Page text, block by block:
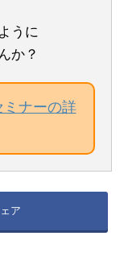
うに
か？
ナーの詳
ア